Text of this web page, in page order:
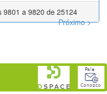
9801 a 9820 de 25124
Próximo >